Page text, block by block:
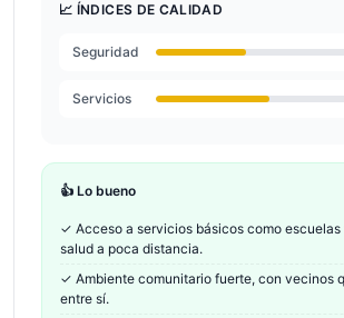
📈 ÍNDICES DE CALIDAD
Seguridad
Servicios
👍 Lo bueno
✓ Acceso a servicios básicos como
salud a poca distancia.
✓ Ambiente comunitario fuerte, con vecinos
entre sí.